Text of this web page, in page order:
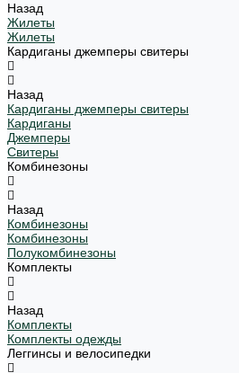
Назад
Жилеты
Жилеты
Кардиганы джемперы свитеры
Назад
Кардиганы джемперы свитеры
Кардиганы
Джемперы
Свитеры
Комбинезоны
Назад
Комбинезоны
Комбинезоны
Полукомбинезоны
Комплекты
Назад
Комплекты
Комплекты одежды
Леггинсы и велосипедки